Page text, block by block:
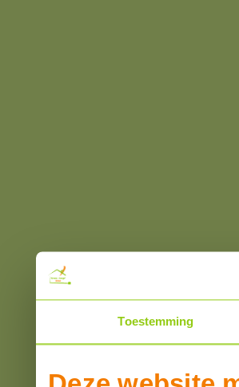
Toestemming